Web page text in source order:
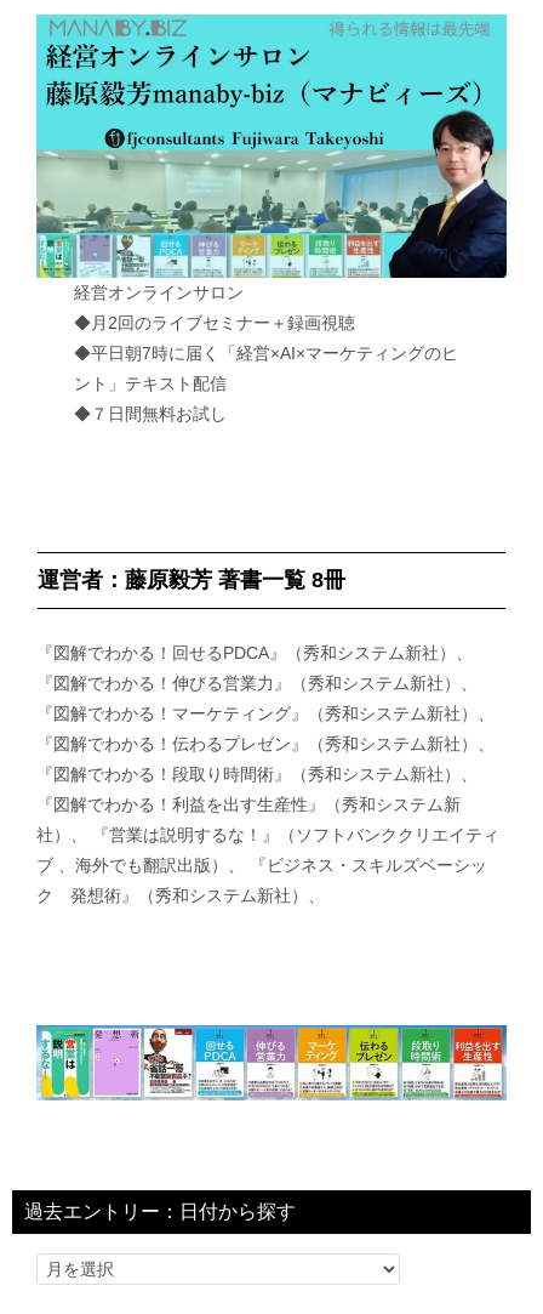
経営オンラインサロン
◆月2回のライブセミナー＋録画視聴
◆平日朝7時に届く「経営×AI×マーケティングのヒ
ント」テキスト配信
◆７日間無料お試し
運営者：藤原毅芳 著書一覧 8冊
『図解でわかる！回せるPDCA』（秀和システム新社）、
『図解でわかる！伸びる営業力』（秀和システム新社）、
『図解でわかる！マーケティング』（秀和システム新社）、
『図解でわかる！伝わるプレゼン』（秀和システム新社）、
『図解でわかる！段取り時間術』（秀和システム新社）、
『図解でわかる！利益を出す生産性』（秀和システム新
社）、 『営業は説明するな！』（ソフトバンククリエイティ
ブ 、海外でも翻訳出版）、 『ビジネス・スキルズベーシッ
ク 発想術』（秀和システム新社）、
過去エントリー：日付から探す